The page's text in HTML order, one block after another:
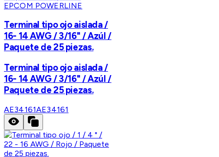
EPCOM POWERLINE
Terminal tipo ojo aislada /
16- 14 AWG / 3/16" / Azúl /
Paquete de 25 piezas.
Terminal tipo ojo aislada /
16- 14 AWG / 3/16" / Azúl /
Paquete de 25 piezas.
AE34161AE34161